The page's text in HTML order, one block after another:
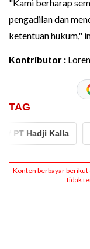
"Kami berharap
pengadilan dan
ketentuan hukum,"
Kontributor :
TAG
Hadji Kalla #